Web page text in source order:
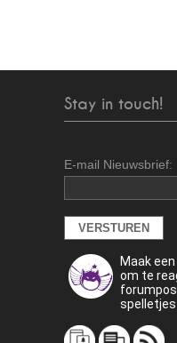
Stay in touch!
E-mail Nieuwsbrief:
Maak
om te
spelletjes